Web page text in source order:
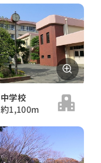
中学校
約1,100m